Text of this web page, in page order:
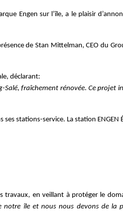
Engen sur l’île, a le plaisir
de Stan Mittelman, CEO du
déclarant:
fraîchement rénovée. Ce
stations-service. La station ENGEN
en veillant à protéger le
notre île et nous nous devons de la